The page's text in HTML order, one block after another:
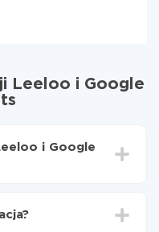
Leeloo i Google
i Google